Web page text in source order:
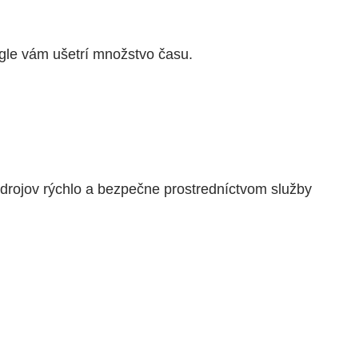
vám ušetrí množstvo času.
rýchlo a bezpečne prostredníctvom služby